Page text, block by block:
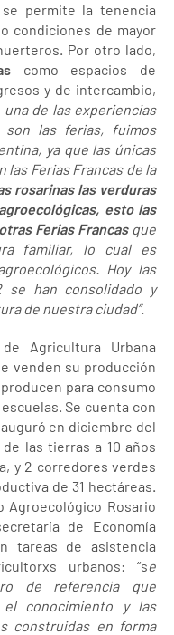
se permite la tenencia
condiciones de mayor
Por otro lado,
como espacios de
y de intercambio,
una de las experiencias
son las ferias, fuimos
ya que las únicas
Ferias Francas de la
rosarinas las verduras
esto las
Ferias Francas que
familiar, lo cual es
Hoy las
se han consolidado y
de nuestra ciudad”.
Agricultura Urbana
venden su producción
para consumo
Se cuenta con
en diciembre del
las tierras a 10 años
y 2 corredores verdes
de 31 hectáreas.
Agroecológico Rosario
de Economía
tareas de asistencia
urbanos: “se
de referencia que
conocimiento y las
construidas en forma